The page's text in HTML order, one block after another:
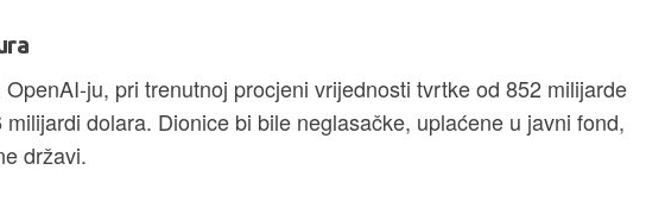
ju, pri trenutnoj procjeni vrijednosti tvrtke od 852 milijarde
dolara. Dionice bi bile neglasačke, uplaćene u javni fond,
državi.